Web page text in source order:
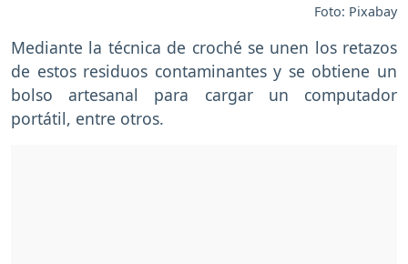
Foto: Pixabay
Mediante la técnica de croché se unen los retazos
de estos residuos contaminantes y se obtiene un
bolso artesanal para cargar un computador
portátil, entre otros.